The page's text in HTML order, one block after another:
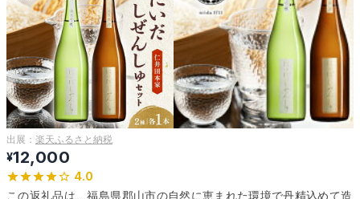
出展： 楽天ふるさと納税
¥12,000
4.0
この返礼品は、福島県郡山市の自然に恵まれた環境で丹精込めて造